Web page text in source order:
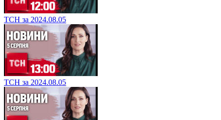
ТСН за 2024.08.05
ТСН за 2024.08.05